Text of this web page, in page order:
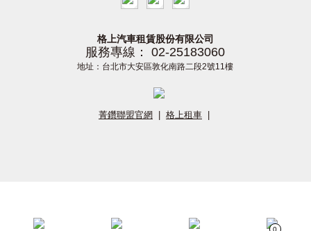
格上汽車租賃股份有限公司
服務專線： 02-25183060
地址：台北市大安區敦化南路二段2號11樓
菁鑽聯盟官網 | 格上租車 |
0